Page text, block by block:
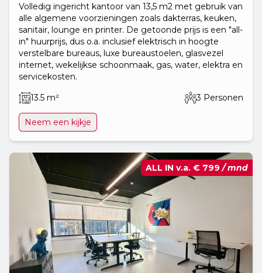
Volledig ingericht kantoor van 13,5 m2 met gebruik van
alle algemene voorzieningen zoals dakterras, keuken,
sanitair, lounge en printer. De getoonde prijs is een "all-
in" huurprijs, dus o.a. inclusief elektrisch in hoogte
verstelbare bureaus, luxe bureaustoelen, glasvezel
internet, wekelijkse schoonmaak, gas, water, elektra en
servicekosten.
13.5 m²
3 Personen
Neem een kijkje
ALL IN v.a. € 799/ mnd